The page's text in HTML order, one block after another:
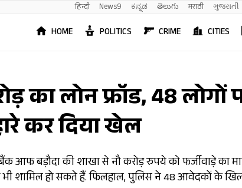
हिन्दी News9 ಕನ್ನಡ తెలుగు मराठी ગુજરાતી
HOME POLITICS CRIME CITIES
का लोन फ्रॉड, 48
कर दिया खेल
आफ बड़ौदा की शाखा से नौ करोड़ रुपये काे फर्जीवाड़े
शामिल हो सकते हैं. फिलहाल, पुलिस ने 48 आवेदकों के